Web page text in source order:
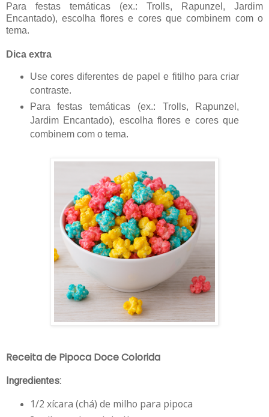
Para festas temáticas (ex.: Trolls, Rapunzel, Jardim
Encantado), escolha flores e cores que combinem com o
tema.
Dica extra
Use cores diferentes de papel e fitilho para criar
contraste.
Para festas temáticas (ex.: Trolls, Rapunzel,
Jardim Encantado), escolha flores e cores que
combinem com o tema.
Receita de Pipoca Doce Colorida
Ingredientes:
1/2 xícara (chá) de milho para pipoca